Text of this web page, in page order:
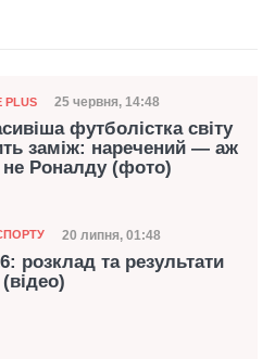
PLUS Дата публікації
25 червня, 14:48
футболістка світу
заміж: наречений — аж
не Роналду (фото)
Дата публікації
20 липня, 01:48
розклад та результати